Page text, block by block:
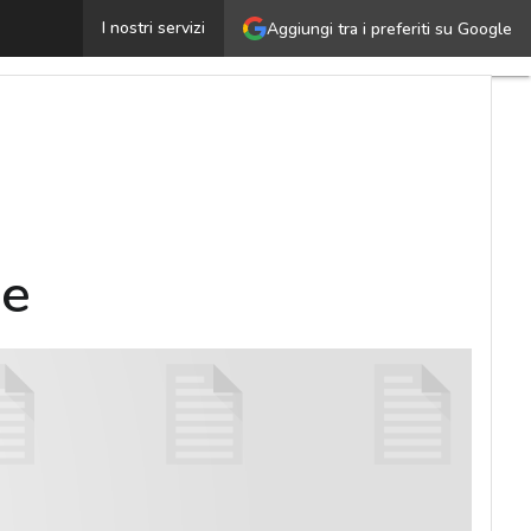
Aggiungi tra i preferiti su Google
I nostri servizi
Top Selection – Software defined storageUltimi
articoli